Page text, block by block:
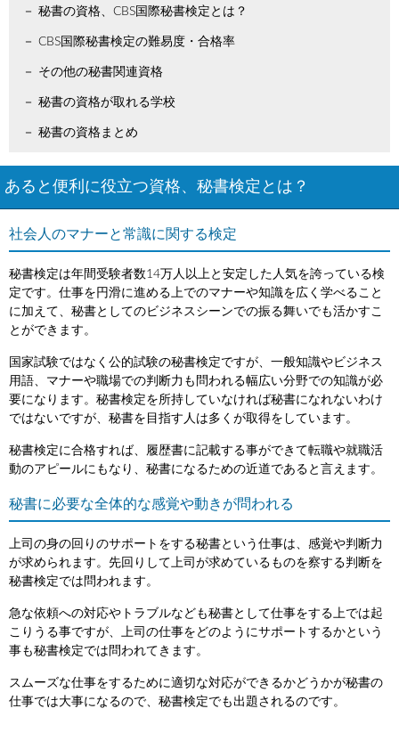
秘書の資格、CBS国際秘書検定とは？
CBS国際秘書検定の難易度・合格率
その他の秘書関連資格
秘書の資格が取れる学校
秘書の資格まとめ
あると便利に役立つ資格、秘書検定とは？
社会人のマナーと常識に関する検定
秘書検定は年間受験者数14万人以上と安定した人気を誇っている検
定です。仕事を円滑に進める上でのマナーや知識を広く学べること
に加えて、秘書としてのビジネスシーンでの振る舞いでも活かすこ
とができます。
国家試験ではなく公的試験の秘書検定ですが、一般知識やビジネス
用語、マナーや職場での判断力も問われる幅広い分野での知識が必
要になります。秘書検定を所持していなければ秘書になれないわけ
ではないですが、秘書を目指す人は多くが取得をしています。
秘書検定に合格すれば、履歴書に記載する事ができて転職や就職活
動のアピールにもなり、秘書になるための近道であると言えます。
秘書に必要な全体的な感覚や動きが問われる
上司の身の回りのサポートをする秘書という仕事は、感覚や判断力
が求められます。先回りして上司が求めているものを察する判断を
秘書検定では問われます。
急な依頼への対応やトラブルなども秘書として仕事をする上では起
こりうる事ですが、上司の仕事をどのようにサポートするかという
事も秘書検定では問われてきます。
スムーズな仕事をするために適切な対応ができるかどうかが秘書の
仕事では大事になるので、秘書検定でも出題されるのです。